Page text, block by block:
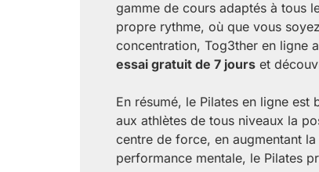
gamme de cours adaptés à tous
propre rythme, où que vous
concentration, Tog3ther en ligne
essai gratuit de 7 jourset
En résumé, le Pilates en ligne est
aux athlètes de tous niveaux la
centre de force, en augmentant
performance mentale, le Pilates